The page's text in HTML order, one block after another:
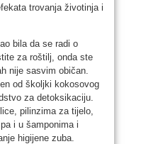
trovanja životinja i
bila da se radi o
za roštilj, onda ste
nije sasvim običan.
od školjki kokosovog
za detoksikaciju.
pilinzima za tijelo,
i u šamponima i
higijene zuba.